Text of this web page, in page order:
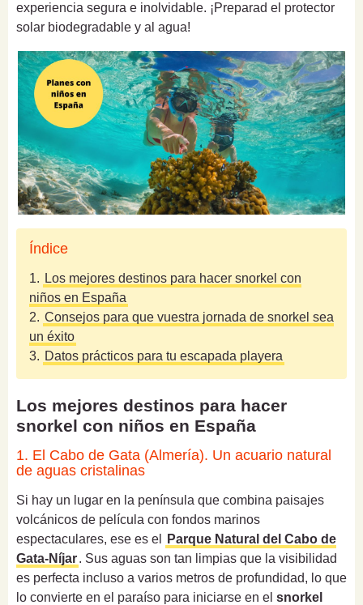
experiencia segura e inolvidable. ¡Preparad el protector
solar biodegradable y al agua!
Índice
1. Los mejores destinos para hacer snorkel con
niños en España
2. Consejos para que vuestra jornada de snorkel sea
un éxito
3. Datos prácticos para tu escapada playera
Los mejores destinos para hacer
snorkel con niños en España
1. El Cabo de Gata (Almería). Un acuario natural
de aguas cristalinas
Si hay un lugar en la península que combina paisajes
volcánicos de película con fondos marinos
espectaculares, ese es el
Parque Natural del Cabo de
Gata-Níjar. Sus aguas son tan limpias que la visibilidad
es perfecta incluso a varios metros de profundidad, lo que
lo convierte en el paraíso para iniciarse en el snorkel